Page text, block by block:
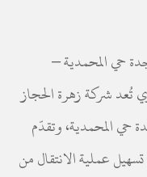
حي المحمدية –
تُعد شركة زهرة الحجاز
حي المحمدية، وتقدّم
عملية الانتقال من